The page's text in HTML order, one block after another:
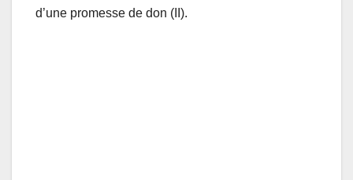
d’une promesse de don (II).